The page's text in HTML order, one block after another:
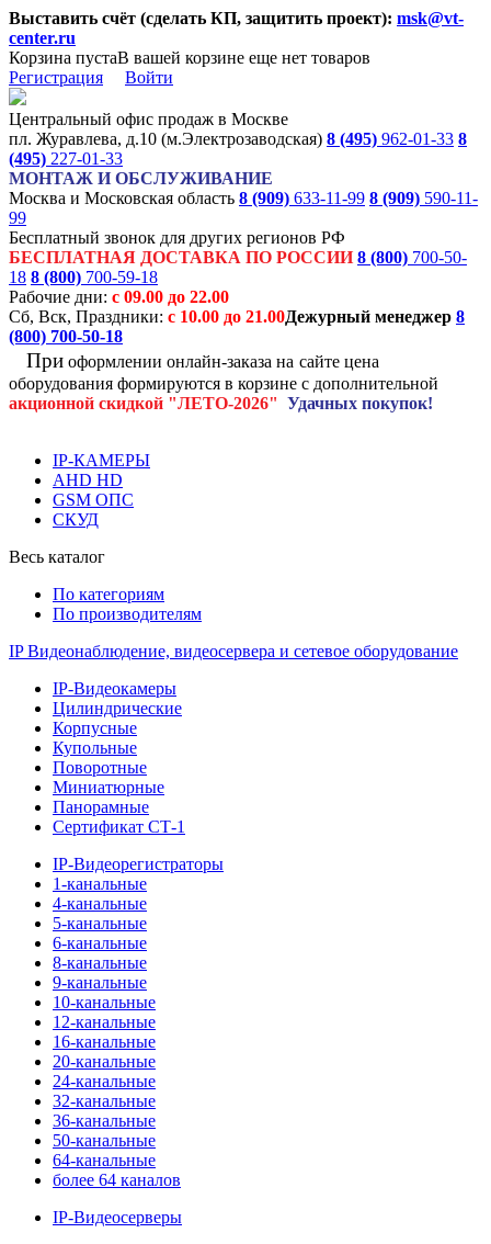
Выставить счёт (сделать КП, защитить проект): msk@vt-
center.ru
Корзина пустаВ вашей корзине еще нет товаров
Регистрация
Войти
Центральный офис продаж в Москве
пл. Журавлева, д.10 (м.Электрозаводская) 8 (495) 962-01-33 8
(495) 227-01-33
МОНТАЖ И ОБСЛУЖИВАНИЕ
Москва и Московская область 8 (909) 633-11-99 8 (909) 590-11-
99
Бесплатный звонок для других регионов РФ
БЕСПЛАТНАЯ ДОСТАВКА ПО РОССИИ 8 (800) 700-50-
18 8 (800) 700-59-18
Рабочие дни: с 09.00 до 22.00
Сб, Вск, Праздники: с 10.00 до 21.00Дежурный менеджер 8
(800) 700-50-18
При оформлении онлайн-заказа на сайте цена
оборудования формируются в корзине с дополнительной
акционной скидкой "ЛЕТО-2026" Удачных покупок!
IP-КАМЕРЫ
AHD HD
GSM ОПС
СКУД
Весь каталог
По категориям
По производителям
IP Видеонаблюдение, видеосервера и сетевое оборудование
IP-Видеокамеры
Цилиндрические
Корпусные
Купольные
Поворотные
Миниатюрные
Панорамные
Сертификат СТ-1
IP-Видеорегистраторы
1-канальные
4-канальные
5-канальные
6-канальные
8-канальные
9-канальные
10-канальные
12-канальные
16-канальные
20-канальные
24-канальные
32-канальные
36-канальные
50-канальные
64-канальные
более 64 каналов
IP-Видеосерверы